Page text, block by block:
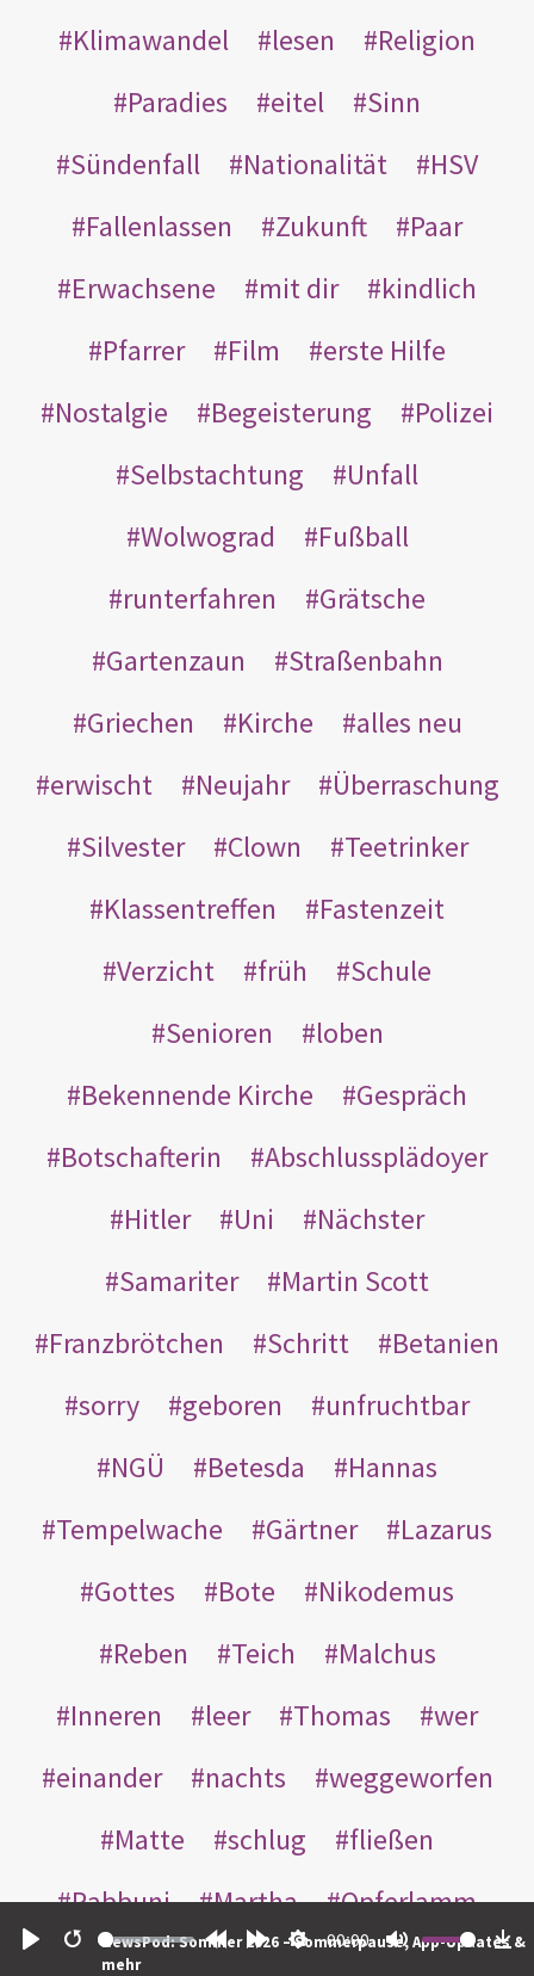
Restart
00:00
NewsPod: Sommer 2026 – Sommerpause, App-Updates &
mehr
Klimawandel
lesen
Religion
Paradies
eitel
Sinn
Sündenfall
Nationalität
HSV
Fallenlassen
Zukunft
Paar
Erwachsene
mit dir
kindlich
Pfarrer
Film
erste Hilfe
Nostalgie
Begeisterung
Polizei
Selbstachtung
Unfall
Wolwograd
Fußball
runterfahren
Grätsche
Gartenzaun
Straßenbahn
Griechen
Kirche
alles neu
erwischt
Neujahr
Überraschung
Silvester
Clown
Teetrinker
Klassentreffen
Fastenzeit
Verzicht
früh
Schule
Senioren
loben
Bekennende Kirche
Gespräch
Botschafterin
Abschlussplädoyer
Hitler
Uni
Nächster
Samariter
Martin Scott
Franzbrötchen
Schritt
Betanien
sorry
geboren
unfruchtbar
NGÜ
Betesda
Hannas
Tempelwache
Gärtner
Lazarus
Gottes
Bote
Nikodemus
Reben
Teich
Malchus
Inneren
leer Thomas
wer
einander
nachts
weggeworfen
Matte
schlug
fließen
Rabbuni
Martha
Opferlamm
gewaschen
jüdischen